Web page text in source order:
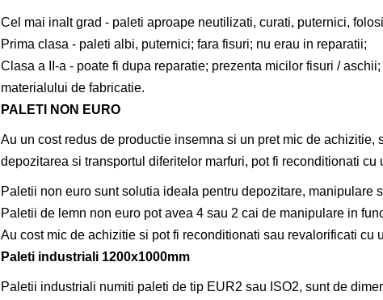
Cel mai inalt grad - paleti aproape neutilizati, curati, puternici,
Prima clasa - paleti albi, puternici; fara fisuri; nu erau in reparatii;
Clasa a II-a - poate fi dupa reparatie; prezenta micilor fisuri /
materialului de fabricatie.
PALETI NON EURO
Au un cost redus de productie insemna si un pret mic de achizitie,
depozitarea si transportul diferitelor marfuri, pot fi reconditionati
Paletii non euro sunt solutia ideala pentru depozitare, manipulare
Paletii de lemn non euro pot avea 4 sau 2 cai de manipulare in
Au cost mic de achizitie si pot fi reconditionati sau revalorificati cu
Paleti industriali 1200x1000mm
Paletii industriali numiti paleti de tip EUR2 sau ISO2, sunt de